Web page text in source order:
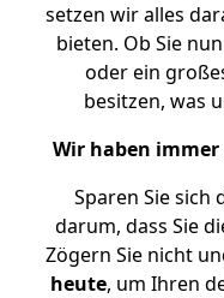
setzen wir alles
bieten. Ob Sie
oder ein
besitzen, was
Wir haben
Sparen Sie sich
darum, dass Sie
Zögern Sie nicht
heute, um Ihren